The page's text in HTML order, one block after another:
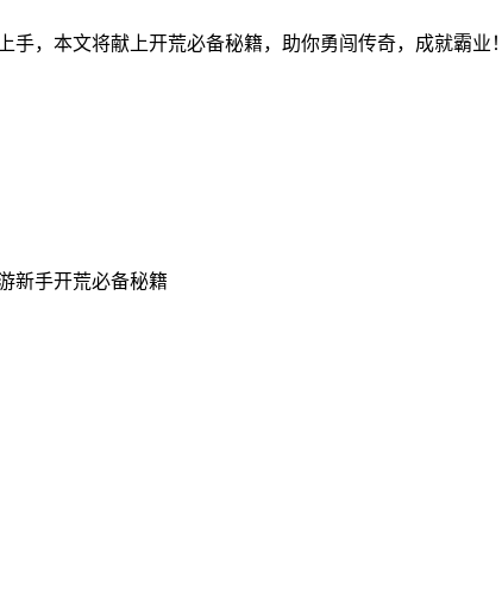
，本文将献上开荒必备秘籍，助你勇闯传奇，成就霸业！